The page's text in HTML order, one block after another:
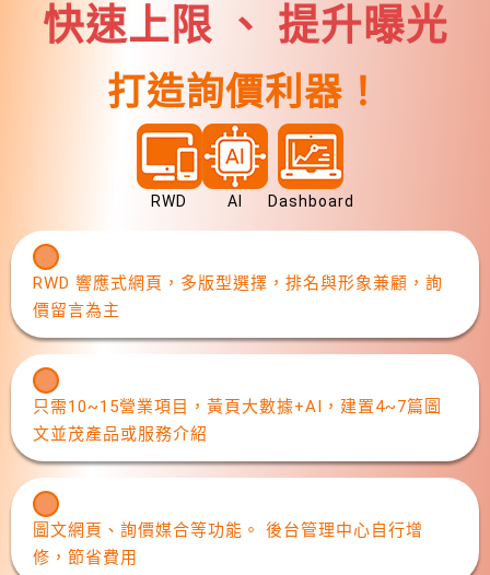
快速上限 、 提升曝光
打造詢價利器！
RWD AI Dashboard
RWD 響應式網頁，多版型選擇，排名與形象兼顧，詢
價留言為主
只需10~15營業項目，黃頁大數據+AI，建置4~7篇圖
文並茂產品或服務介紹
圖文網頁、詢價媒合等功能。 後台管理中心自行增
修，節省費用